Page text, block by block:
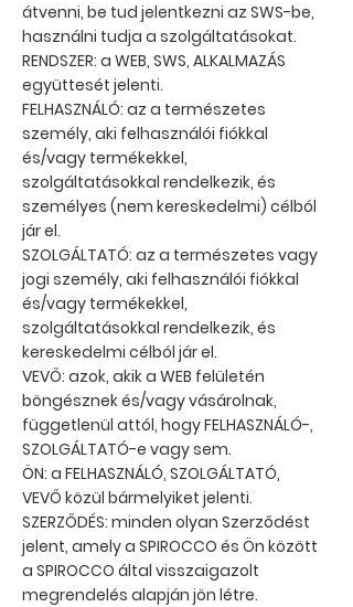
átvenni, be tud jelentkezni az SWS-be,
használni tudja a szolgáltatásokat.
RENDSZER: a WEB, SWS, ALKALMAZÁS
együttesét jelenti.
FELHASZNÁLÓ: az a természetes
személy, aki felhasználói fiókkal
és/vagy termékekkel,
szolgáltatásokkal rendelkezik, és
személyes (nem kereskedelmi) célból
jár el.
SZOLGÁLTATÓ: az a természetes vagy
jogi személy, aki felhasználói fiókkal
és/vagy termékekkel,
szolgáltatásokkal rendelkezik, és
kereskedelmi célból jár el.
VEVŐ: azok, akik a WEB felületén
böngésznek és/vagy vásárolnak,
függetlenül attól, hogy FELHASZNÁLÓ-,
SZOLGÁLTATÓ-e vagy sem.
ÖN: a FELHASZNÁLÓ, SZOLGÁLTATÓ,
VEVŐ közül bármelyiket jelenti.
SZERZŐDÉS: minden olyan Szerződést
jelent, amely a SPIROCCO és Ön között
a SPIROCCO által visszaigazolt
megrendelés alapján jön létre.